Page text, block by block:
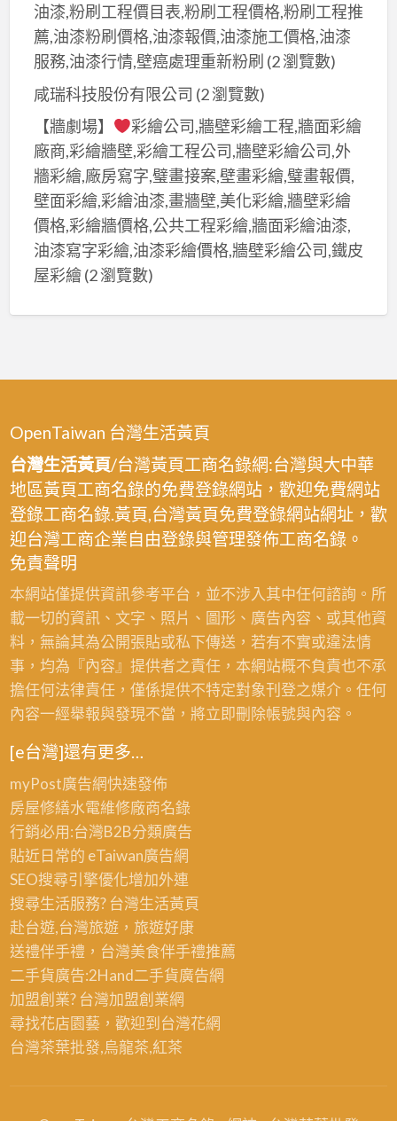
油漆,粉刷工程價目表,粉刷工程價格,粉刷工程推
薦,油漆粉刷價格,油漆報價,油漆施工價格,油漆
服務,油漆行情,壁癌處理重新粉刷 (2 瀏覽數)
咸瑞科技股份有限公司 (2 瀏覽數)
【牆劇場】
彩繪公司,牆壁彩繪工程,牆面彩繪
廠商,彩繪牆壁,彩繪工程公司,牆壁彩繪公司,外
牆彩繪,廠房寫字,璧畫接案,壁畫彩繪,璧畫報價,
壁面彩繪,彩繪油漆,畫牆壁,美化彩繪,牆壁彩繪
價格,彩繪牆價格,公共工程彩繪,牆面彩繪油漆,
油漆寫字彩繪,油漆彩繪價格,牆壁彩繪公司,鐵皮
屋彩繪(2 瀏覽數)
OpenTaiwan 台灣生活黃頁
台灣生活黃頁/台灣黃頁工商名錄網:台灣與大中華
地區黃頁工商名錄的免費登錄網站，歡迎免費網站
登錄工商名錄.黃頁,台灣黃頁免費登錄網站網址，歡
迎台灣工商企業自由登錄與管理發佈工商名錄。
免責聲明
本網站僅提供資訊參考平台，並不涉入其中任何諮詢。所
載一切的資訊、文字、照片、圖形、廣告內容、或其他資
料，無論其為公開張貼或私下傳送，若有不實或違法情
事，均為『內容』提供者之責任，本網站概不負責也不承
擔任何法律責任，僅係提供不特定對象刊登之媒介。任何
內容一經舉報與發現不當，將立即刪除帳號與內容。
[e台灣]還有更多…
myPost廣告網快速發佈
房屋修繕水電維修廠商名錄
行銷必用:台灣B2B分類廣告
貼近日常的 eTaiwan廣告網
SEO搜尋引擎優化增加外連
搜尋生活服務? 台灣生活黃頁
赴台遊,台灣旅遊，旅遊好康
送禮伴手禮，台灣美食伴手禮推薦
二手貨廣告:2Hand二手貨廣告網
加盟創業? 台灣加盟創業網
尋找花店園藝，歡迎到 台灣花網
台灣茶葉批發,烏龍茶,紅茶